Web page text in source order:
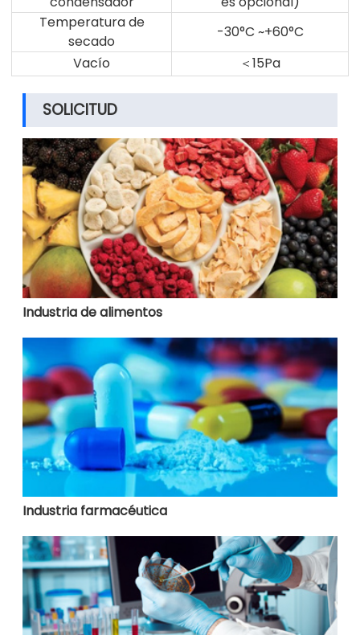
Temperatura de
secado
-30°C ~+60°C
Vacío
＜15Pa
SOLICITUD
Industria de alimentos
Industria farmacéutica